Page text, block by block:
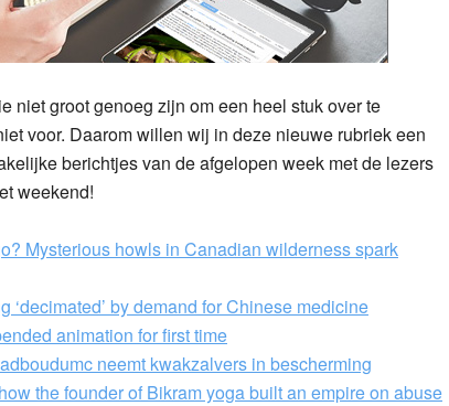
niet groot genoeg zijn om een heel stuk over te
voor. Daarom willen wij in deze nieuwe rubriek een
berichtjes van de afgelopen week met de lezers
weekend!
Mysterious howls in Canadian wilderness spark
‘decimated’ by demand for Chinese medicine
animation for first time
neemt kwakzalvers in bescherming
the founder of Bikram yoga built an empire on abuse